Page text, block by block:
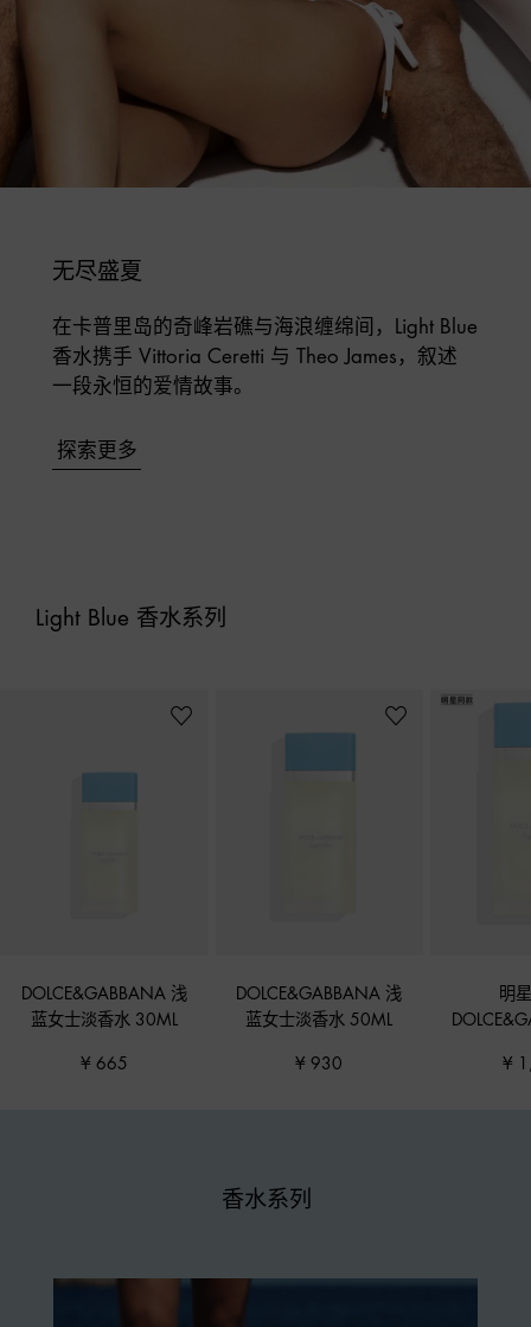
在卡普里岛的奇峰岩礁与海浪缠绵间，Light Blue
香水携手 Vittoria Ceretti 与 Theo James，叙述
一段永恒的爱情故事。
探索更多
无尽盛夏
Light Blue 香水系列
DOLCE&GABBANA 浅
蓝女士淡香水 30ML
¥ 665
DOLCE&GABBANA 浅
蓝女士淡香水 50ML
¥ 930
明
¥
香水系列